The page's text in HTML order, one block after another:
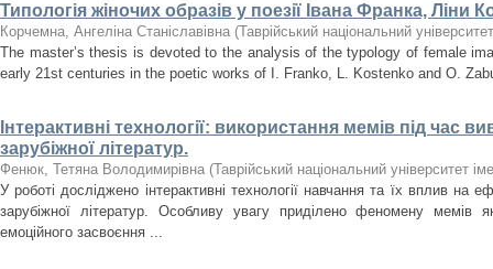
Типологія жіночих образів у поезії Івана Франка, Ліни
Корчемна, Ангеліна Станіславівна (Таврійський національний
The master’s thesis is devoted to the analysis of the typology of female
early 21st centuries in the poetic works of I. Franko, L. Kostenko and O.
Інтерактивні технології: використання мемів під час
зарубіжної літератур.
Фенюк, Тетяна Володимирівна (Таврійський національний університет
У роботі досліджено інтерактивні технології навчання та їх вплив на
зарубіжної літератур. Особливу увагу приділено феномену мемів
емоційного засвоєння ...